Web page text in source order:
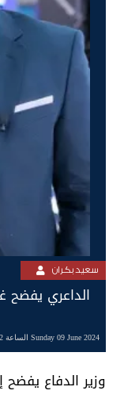
سعيد بكران
الداعري يفضح
Sunday 09 June 2024 الساعة 05:22 pm
وزير الدفاع